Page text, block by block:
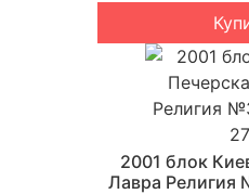
2001 блок
Лавра Религия